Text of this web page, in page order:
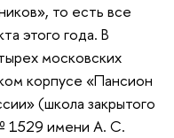
то есть все
этого года. В
московских
корпусе «Пансион
(школа закрытого
1529 имени А. С.